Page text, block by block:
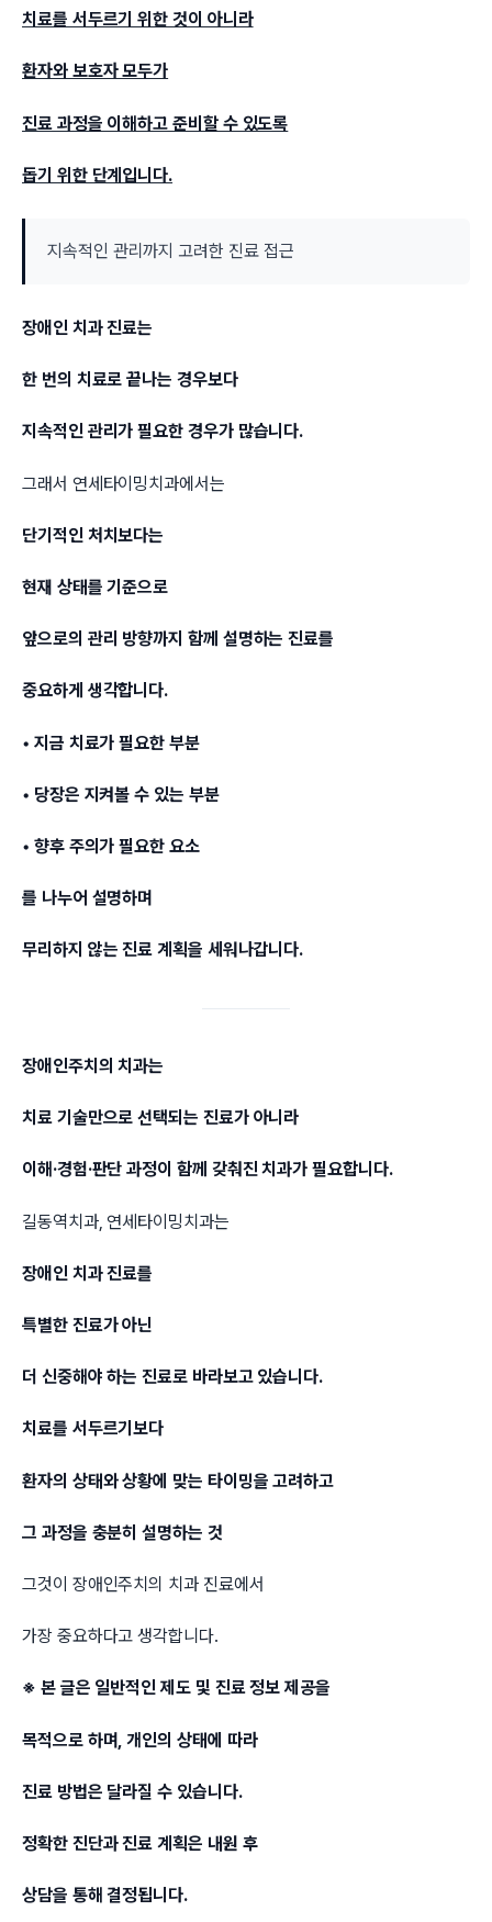
치료를 서두르기 위한 것이 아니라
환자와 보호자 모두가
진료 과정을 이해하고 준비할 수 있도록
돕기 위한 단계입니다.
지속적인 관리까지 고려한 진료 접근
장애인 치과 진료는
한 번의 치료로 끝나는 경우보다
지속적인 관리가 필요한 경우가 많습니다.
그래서 연세타이밍치과에서는
단기적인 처치보다는
현재 상태를 기준으로
앞으로의 관리 방향까지 함께 설명하는 진료를
중요하게 생각합니다.
• 지금 치료가 필요한 부분
• 당장은 지켜볼 수 있는 부분
• 향후 주의가 필요한 요소
를 나누어 설명하며
무리하지 않는 진료 계획을 세워나갑니다.
장애인주치의 치과는
치료 기술만으로 선택되는 진료가 아니라
이해·경험·판단 과정이 함께 갖춰진 치과가 필요합니다.
길동역치과, 연세타이밍치과는
장애인 치과 진료를
특별한 진료가 아닌
더 신중해야 하는 진료로 바라보고 있습니다.
치료를 서두르기보다
환자의 상태와 상황에 맞는 타이밍을 고려하고
그 과정을 충분히 설명하는 것
그것이 장애인주치의 치과 진료에서
가장 중요하다고 생각합니다.
※ 본 글은 일반적인 제도 및 진료 정보 제공을
목적으로 하며, 개인의 상태에 따라
진료 방법은 달라질 수 있습니다.
정확한 진단과 진료 계획은 내원 후
상담을 통해 결정됩니다.